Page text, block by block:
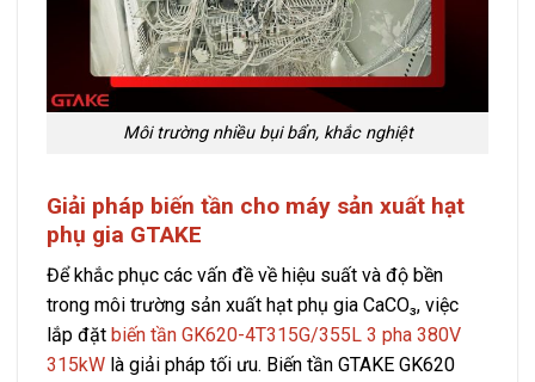
Môi trường nhiều bụi bẩn, khắc nghiệt
Giải pháp biến tần cho máy sản xuất hạt
phụ gia GTAKE
Để khắc phục các vấn đề về hiệu suất và độ bền
trong môi trường sản xuất hạt phụ gia CaCO₃, việc
lắp đặt biến tần GK620-4T315G/355L 3 pha 380V
315kW là giải pháp tối ưu. Biến tần GTAKE GK620